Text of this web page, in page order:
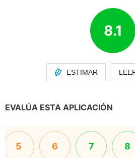
8.1
ESTIMAR
EVALÚA ESTA APLICACIÓN
5 6 7 8